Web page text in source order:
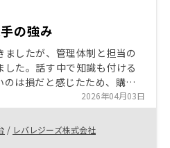
の強み
したが、管理体制と担当の
た。話す中で知識も付ける
のは損だと感じたため、購入
と本当に感じたため、周りの
2026年04月03日
/ レバレジーズ株式会社